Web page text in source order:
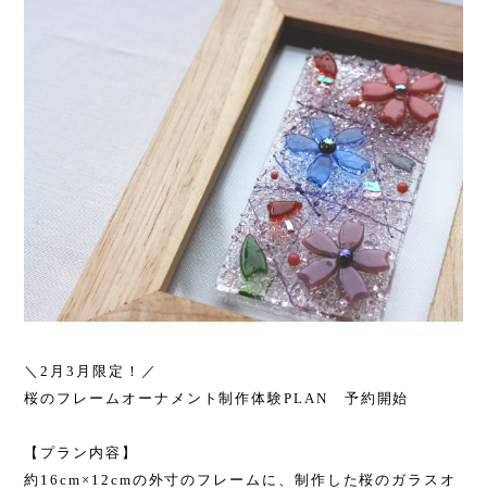
＼2 月3 月限定！／
桜のフレームオーナメント制作体験PLAN 予約開始
【プラン内容】
約 16cm×12cmの外寸のフレームに、制作した桜のガラスオ